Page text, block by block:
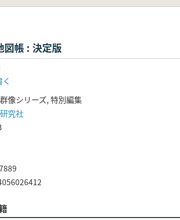
図帳 : 決定版
像シリーズ, 特別編集
究社